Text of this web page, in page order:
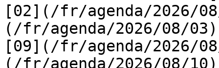
[02](/fr/agenda/2026/
(/fr/agenda/2026/08/
[09](/fr/agenda/2026/
(/fr/agenda/2026/08/